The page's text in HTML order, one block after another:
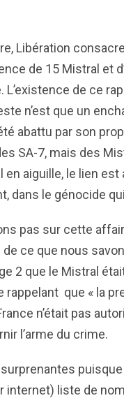
Libération
de 15 Mistral et
L’existence de ce
n’est que un
abattu par son
SA-7, mais des
en aiguille, le lien
dans le génocide
pas sur cette
ce que nous
2 que le Mistral
rappelant que « la
n’était pas
l’arme du crime.
internet) liste de